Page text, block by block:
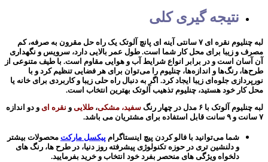
نتیجه گیری کلی
لبه چنلیوم نقره ای ۷ سانتی آینه ای پانچ آلوتک یک راه حل مقرون به صرفه، کم
مصرف و زیبا برای محل کار شما است. طول عمر بالایی دارد، سرویس و نگهداری
آن آسان است و در برابر انواع شرایط آب و هوایی مقاوم است. با طیف متنوعی از
طرح‌ها، رنگ‌ها و اندازه‌ها، چنلیوم را می‌توان برای هر فضایی تنظیم کرد و با
نورپردازی جلوه‌ای زیبا ایجاد کرد. اگر به دنبال راه حلی زیبا و کاربردی برای خانه یا
محل کار خود هستید، چنلیوم تذهیب آلوتک بهترین انتخاب است.
لبه چنلیوم آلوتک با ۶ مدل در چهار رنگ
سفید، مشکی، طلایی و نقره ای و دو اندازه
۷ سانت و ۹ سانت قابل استفاده برای مشتریان می باشد.
شما می‌توانید با فالو کردن پیچ اینستاگرام پیکسل مارکت محصولات بیشتر
و دلنشین تری در حوزه تکنولوژی پیشرفته روز دنیا، در طرح ها، رنگ های
دلخواه ویژگی های منحصر بفرد خود انتخاب و خرید بفرمایید.